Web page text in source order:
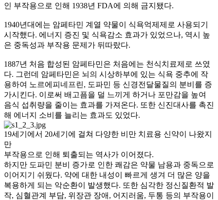
인 부작용으로 인해 1938년 FDA에 의해 금지됐다.
1940년대에는 암페타민 계열 약물이 식욕억제제로 사용되기
시작했다. 에너지 증진 및 식욕감소 효과가 있었으나, 역시 높
은 중독성과 부작용 문제가 뒤따랐다.
1887년 처음 합성된 암페타민은 처음에는 천식치료제로 쓰였
다. 그런데 암페타민은 뇌의 시상하부에 있는 식욕 중추에 작
용하여 노르에피네프린, 도파민 등 신경전달물질의 분비를 증
가시킨다. 이로써 배고픔을 덜 느끼게 하거나 포만감을 높여
음식 섭취량을 줄이는 효과를 가져온다. 또한 신진대사를 촉진
해 에너지 소비를 늘리는 효과도 있었다.
19세기에서 20세기에 걸쳐 다양한 비만 치료용 신약이 나왔지
만
부작용으로 인해 퇴출되는 역사가 이어졌다.
하지만 도파민 분비 증가로 인한 쾌감은 약물 남용과 중독으로
이어지기 쉬웠다. 약에 대한 내성이 빠르게 생겨 더 많은 양을
복용하게 되는 악순환이 발생했다. 또한 심각한 정신질환적 발
작, 심혈관계 부담, 위장관 장애, 어지러움, 두통 등의 부작용이